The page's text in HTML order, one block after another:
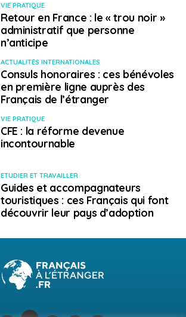
VIE PRATIQUE
Retour en France : le « trou noir »
administratif que personne
n’anticipe
ACTUALITÉS INTERNATIONALES
Consuls honoraires : ces bénévoles
en première ligne auprès des
Français de l’étranger
VIE PRATIQUE
CFE : la réforme devenue
incontournable
ETUDIER ET TRAVAILLER
Guides et accompagnateurs
touristiques : ces Français qui font
découvrir leur pays d’adoption